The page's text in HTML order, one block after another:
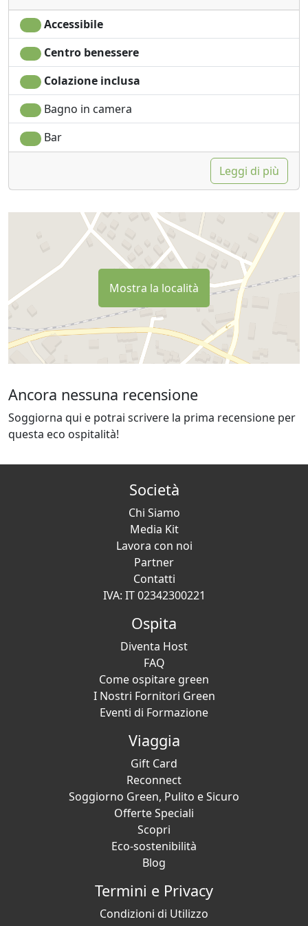
freschi di produzione locale.
Siete ai margini delle bellissime Foreste Casentinesi e a
5 km da Bibbiena. Potete visitare le città medievali di
Poppi, Pratovecchio e Stia, l'incantevole Eremo di
Camaldoli e il Santuario della Verna (a 20 minuti) o la
città di Arezzo (a 40 minuti).
L'agriturismo organizza anche passeggiate in groppa
all'asino per i bambini.
Accessibile
Centro benessere
Colazione inclusa
Bagno in camera
Bar
Leggi di più
Mostra la località
Ancora nessuna recensione
Soggiorna qui e potrai scrivere la prima recensione per
questa eco ospitalità!
Società
Chi Siamo
Media Kit
Lavora con noi
Partner
Contatti
IVA: IT 02342300221
Ospita
Diventa Host
FAQ
Come ospitare green
I Nostri Fornitori Green
Eventi di Formazione
Viaggia
Gift Card
Reconnect
Soggiorno Green, Pulito e Sicuro
Offerte Speciali
Scopri
Eco-sostenibilità
Blog
Termini e Privacy
Condizioni di Utilizzo